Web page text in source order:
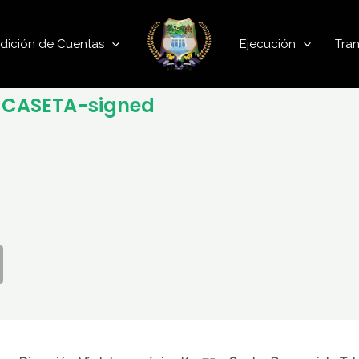
de Cuentas Ejecución
signed